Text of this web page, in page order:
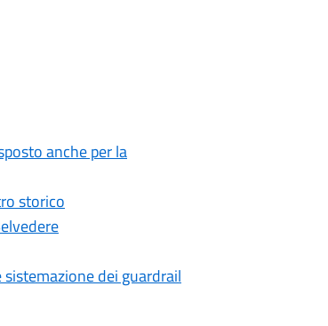
anche per la
storico
dei guardrail